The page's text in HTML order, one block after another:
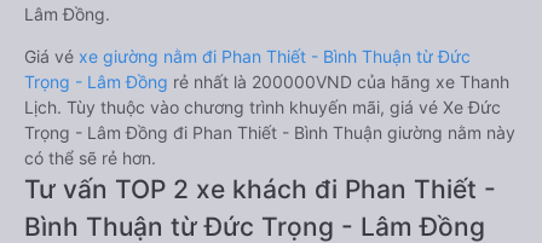
Lâm Đồng.
Giá vé xe giường nằm đi Phan Thiết - Bình Thuận từ Đức
Trọng - Lâm Đồng rẻ nhất là 200000VND của hãng xe Thanh
Lịch. Tùy thuộc vào chương trình khuyến mãi, giá vé Xe Đức
Trọng - Lâm Đồng đi Phan Thiết - Bình Thuận giường nằm này
có thể sẽ rẻ hơn.
Tư vấn TOP 2 xe khách đi Phan Thiết -
Bình Thuận từ Đức Trọng - Lâm Đồng